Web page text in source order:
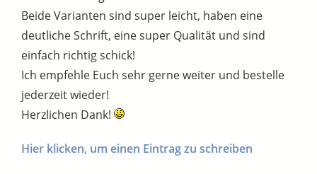
Beide Varianten sind super leicht, haben eine
deutliche Schrift, eine super Qualität und sind
einfach richtig schick!
Ich empfehle Euch sehr gerne weiter und bestelle
jederzeit wieder!
Herzlichen Dank!
Hier klicken, um einen Eintrag zu schreiben